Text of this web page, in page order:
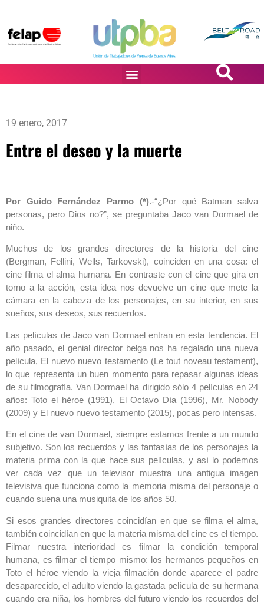
19 enero, 2017
Entre el deseo y la muerte
Por Guido Fernández Parmo (*).-“¿Por qué Batman salva
personas, pero Dios no?”, se preguntaba Jaco van Dormael de
niño.
Muchos de los grandes directores de la historia del cine
(Bergman, Fellini, Wells, Tarkovski), coinciden en una cosa: el
cine filma el alma humana. En contraste con el cine que gira en
torno a la acción, esta idea nos devuelve un cine que mete la
cámara en la cabeza de los personajes, en su interior, en sus
sueños, sus deseos, sus recuerdos.
Las películas de Jaco van Dormael entran en esta tendencia. El
año pasado, el genial director belga nos ha regalado una nueva
película, El nuevo nuevo testamento (Le tout noveau testament),
lo que representa un buen momento para repasar algunas ideas
de su filmografía. Van Dormael ha dirigido sólo 4 películas en 24
años: Toto el héroe (1991), El Octavo Día (1996), Mr. Nobody
(2009) y El nuevo nuevo testamento (2015), pocas pero intensas.
En el cine de van Dormael, siempre estamos frente a un mundo
subjetivo. Son los recuerdos y las fantasías de los personajes la
materia prima con la que hace sus películas, y así lo podemos
ver cada vez que un televisor muestra una antigua imagen
televisiva que funciona como la memoria misma del personaje o
cuando suena una musiquita de los años 50.
Si esos grandes directores coincidían en que se filma el alma,
también coincidían en que la materia misma del cine es el tiempo.
Filmar nuestra interioridad es filmar la condición temporal
humana, es filmar el tiempo mismo: los hermanos pequeños en
Toto el héroe viendo la vieja filmación donde aparece el padre
desaparecido, el adulto viendo la gastada película de su hermana
cuando era niña, los hombres del futuro viendo los recuerdos del